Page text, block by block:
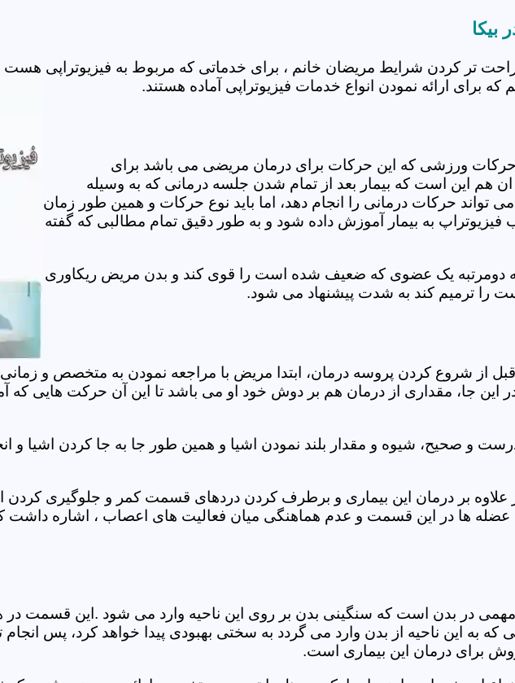
بیکا
تر کردن شرایط مریضان خانم ، برای خدماتی که مربوط به فیزیوتراپی
که برای ارائه نمودن انواع خدمات فیزیوتراپی آماده هستند.
ورزشی که این حرکات برای درمان مریضی می باشد برای
هم این است که بیمار بعد از تمام شدن جلسه درمانی که به وسیله
تواند حرکات درمانی را انجام دهد، اما باید نوع حرکات و همین طور زمان
فیزیوتراپ به بیمار آموزش داده شود و به طور دقیق تمام مطالبی که گفته
که دومرتبه یک عضوی که ضعیف شده است را قوی کند و بدن مریض ریکاوری
را ترمیم کند به شدت پیشنهاد می شود.
قبل از شروع کردن پروسه درمان، ابتدا مریض با مراجعه نمودن به متخصص و
جا، مقداری از درمان هم بر دوش خود او می باشد تا این آن حرکت هایی که
و صحیح، شیوه و مقدار بلند نمودن اشیا و همین طور جا به جا کردن اشیا و
کمر علاوه بر درمان این بیماری و برطرف کردن دردهای قسمت کمر و جلوگیری
عضله ها در این قسمت و عدم هماهنگی میان فعالیت های اعصاب ، اشاره داشت
در بدن است که سنگینی بدن بر روی این ناحیه وارد می شود .این قسمت در
به این ناحیه از بدن وارد می گردد به سختی بهبودی پیدا خواهد کرد، پس
برای درمان این بیماری است.